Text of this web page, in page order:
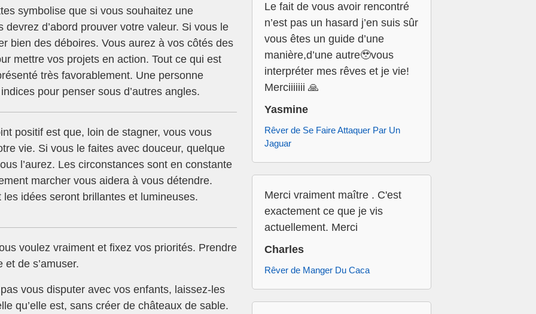
symbolise que si vous souhaitez une
d’abord prouver votre valeur. Si vous le
bien des déboires. Vous aurez à vos côtés des
mettre vos projets en action. Tout ce qui est
très favorablement. Une personne
pour penser sous d’autres angles.
positif est que, loin de stagner, vous vous
vie. Si vous le faites avec douceur, quelque
l’aurez. Les circonstances sont en constante
marcher vous aidera à vous détendre.
les idées seront brillantes et lumineuses.
voulez vraiment et fixez vos priorités. Prendre
de s’amuser.
vous disputer avec vos enfants, laissez-les
qu’elle est, sans créer de châteaux de sable.
Le fait de vous avoir rencontré
n’est pas un hasard j’en suis sûr
vous êtes un guide d’une
manière,d’une autre🥹vous
interpréter mes rêves et je vie!
Merciiiiiii 🙏
Yasmine
Rêver de Se Faire Attaquer Par Un
Jaguar
Merci vraiment maître . C'est
exactement ce que je vis
actuellement. Merci
Charles
Rêver de Manger Du Caca